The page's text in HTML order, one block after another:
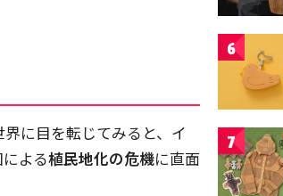
界に目を転じてみると、イ
よる植民地化の危機に直面
6
7